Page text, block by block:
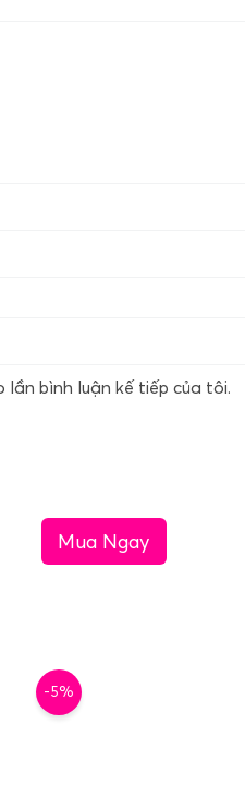
bình luận kế tiếp của tôi.
Mua Ngay
-5%